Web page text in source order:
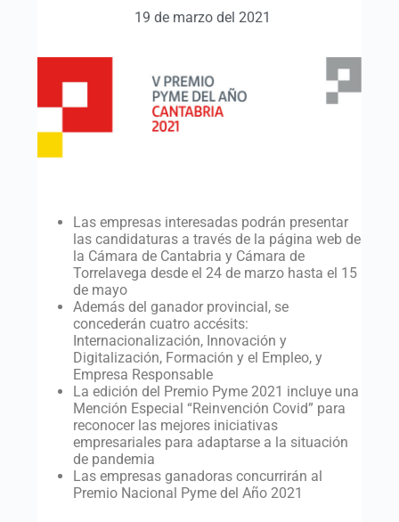
19 de marzo del 2021
Las empresas interesadas podrán presentar
las candidaturas a través de la página web de
la Cámara de Cantabria y Cámara de
Torrelavega desde el 24 de marzo hasta el 15
de mayo
Además del ganador provincial, se
concederán cuatro accésits:
Internacionalización, Innovación y
Digitalización, Formación y el Empleo, y
Empresa Responsable
La edición del Premio Pyme 2021 incluye una
Mención Especial “Reinvención Covid” para
reconocer las mejores iniciativas
empresariales para adaptarse a la situación
de pandemia
Las empresas ganadoras concurrirán al
Premio Nacional Pyme del Año 2021